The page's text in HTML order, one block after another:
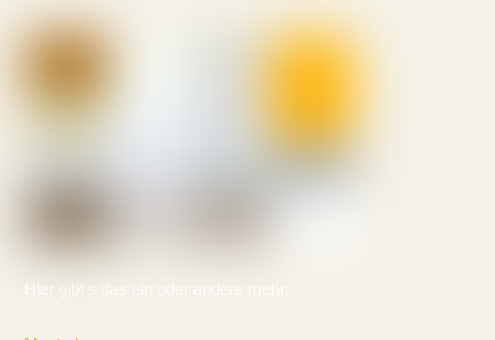
Hier gibt's das ein oder andere mehr: